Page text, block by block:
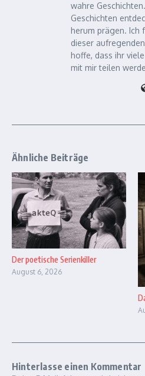
wahre
Geschichten
herum prägen. Ich
dieser
hoffe, dass ihr
mit mir teilen
Ähnliche Beiträge
Der poetische Serienkiller
August 6, 2026
Hinterlasse einen Kommentar